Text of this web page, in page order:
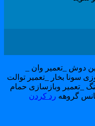
_تعمیر وان _
بخار _تعمیر توالت
_تعمیر وبازسازی حمام
گروههرد کردن